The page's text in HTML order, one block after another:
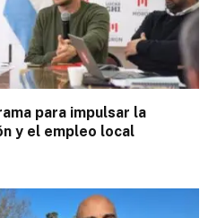
para impulsar la
y el empleo local